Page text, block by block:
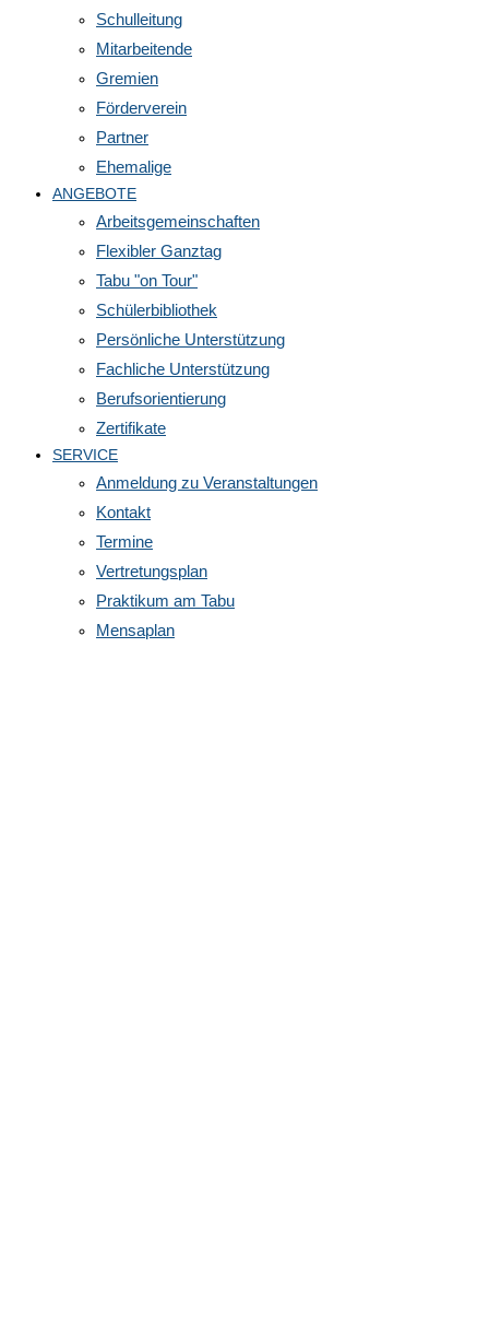
Schulleitung
Mitarbeitende
Gremien
Förderverein
Partner
Ehemalige
ANGEBOTE
Arbeitsgemeinschaften
Flexibler Ganztag
Tabu "on Tour"
Schülerbibliothek
Persönliche Unterstützung
Fachliche Unterstützung
Berufsorientierung
Zertifikate
SERVICE
Anmeldung zu Veranstaltungen
Kontakt
Termine
Vertretungsplan
Praktikum am Tabu
Mensaplan